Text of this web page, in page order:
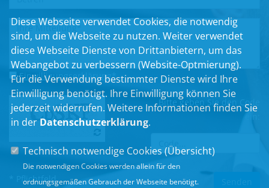
Einwilligungserklärung*
Bitte geben Sie den Code
* Pflichtfeld
Diese Webseite verwendet Cookies, die notwendig
sind, um die Webseite zu nutzen. Weiter verwendet
diese Webseite Dienste von Drittanbietern, um das
Webangebot zu verbessern (Website-Optmierung).
Für die Verwendung bestimmter Dienste wird Ihre
Einwilligung benötigt. Ihre Einwilligung können Sie
jederzeit widerrufen. Weitere Informationen finden Sie
in der Datenschutzerklärung.
Technisch notwendige Cookies (Übersicht)
Die notwendigen Cookies werden allein für den
ordnungsgemäßen Gebrauch der Webseite benötigt.